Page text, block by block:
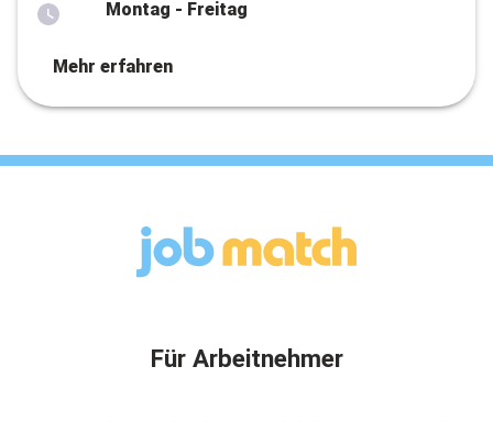
Montag - Freitag
Mehr erfahren
Für Arbeitnehmer